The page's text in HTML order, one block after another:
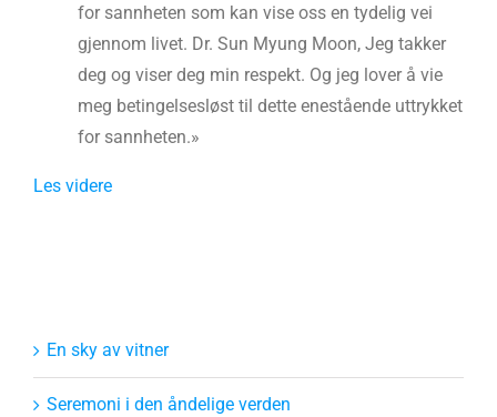
for sannheten som kan vise oss en tydelig vei
gjennom livet. Dr. Sun Myung Moon, Jeg takker
deg og viser deg min respekt. Og jeg lover å vie
meg betingelsesløst til dette enestående uttrykket
for sannheten.»
Les videre
En sky av vitner
Seremoni i den åndelige verden